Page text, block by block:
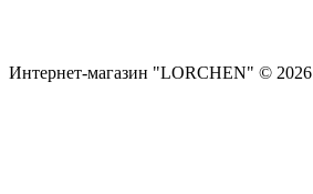
Интернет-магазин "LORCHEN" © 2026